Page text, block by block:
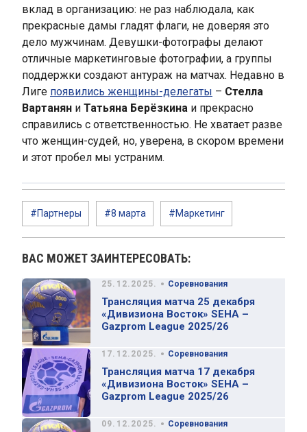
вклад в организацию: не раз наблюдала, как
прекрасные дамы гладят флаги, не доверяя это
дело мужчинам. Девушки-фотографы делают
отличные маркетинговые фотографии, а группы
поддержки создают антураж на матчах. Недавно в
Лиге появились женщины-делегаты – Стелла
Вартанян и Татьяна Берёзкина и прекрасно
справились с ответственностью. Не хватает разве
что женщин-судей, но, уверена, в скором времени
и этот пробел мы устраним.
#Партнеры #8 марта #Маркетинг
ВАС МОЖЕТ ЗАИНТЕРЕСОВАТЬ:
25.12.2025. • Соревнования
Трансляция матча 25 декабря
«Дивизиона Восток» SEHA –
Gazprom League 2025/26
17.12.2025. • Соревнования
Трансляция матча 17 декабря
«Дивизиона Восток» SEHA –
Gazprom League 2025/26
09.12.2025. • Соревнования